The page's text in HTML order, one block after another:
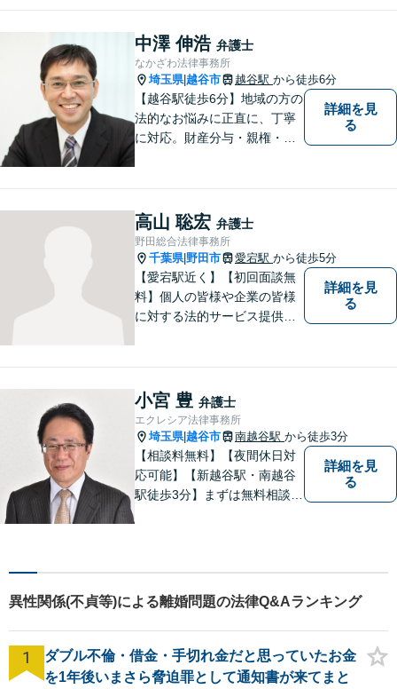
中澤 伸浩 弁護士
なかざわ法律事務所
埼玉県|越谷市 越谷駅 から徒歩6分
【越谷駅徒歩6分】地域の方の
法的なお悩みに正直に、丁寧
に対応。財産分与・親権・養
近なお困りごとはお気軽にご
相談ください。
詳細を見
る
高山 聡宏 弁護士
野田総合法律事務所
千葉県| 野田市 愛宕駅 から徒歩5分
【愛宕駅近く】【初回面談無
料】個人の皆様や企業の皆様
に対する法的サービス提供に
務など、幅広く対応します。
【当日／夜間／休日対応可】
お気軽にご相談ください。
詳細を見
る
小宮 豊 弁護士
エクレシア法律事務所
埼玉県|越谷市 南越谷駅 から徒歩3分
【相談料無料】【夜間休日対
応可能】【新越谷駅・南越谷
駅徒歩3分】まずは無料相談
詳細を見
る
異性関係(不貞等)による離婚問題の法律Q&Aランキング
1
ダブル不倫・借金・手切れ金だと思っていたお金
を1年後いまさら脅迫罪として通知書が来てまと